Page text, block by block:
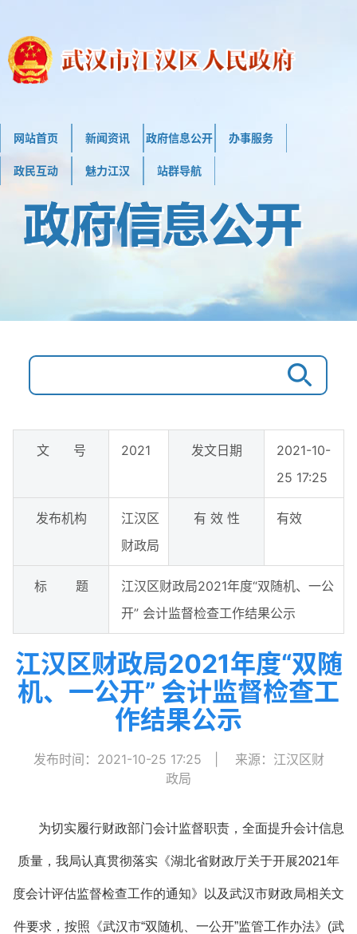
网站首页 新闻资讯 政府信息公开 办事服务
政民互动 魅力江汉 站群导航
文 号 2021 发文日期
2021-10-
25 17:25
发布机构
江汉区
财政局
有 效 性 有效
标 题
江汉区财政局2021年度“双随机、一公
开” 会计监督检查工作结果公示
江汉区财政局2021年度“双随
机、一公开” 会计监督检查工
作结果公示
发布时间：2021-10-25 17:25
来源：江汉区财
政局
为切实履行财政部门会计监督职责，全面提升会计信息
质量，我局认真贯彻落实《湖北省财政厅关于开展2021年
度会计评估监督检查工作的通知》以及武汉市财政局相关文
件要求，按照 《武汉市“双随机、一公开”监管工作办法》(武